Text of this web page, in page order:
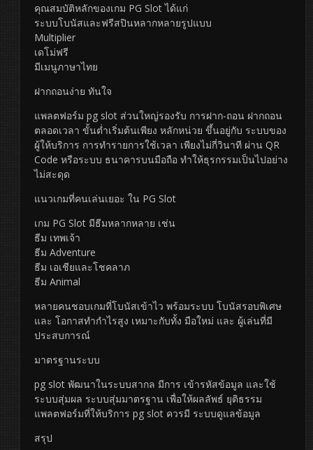
คุณสมบัติหลักของเกม PG Slot ได้แก่
ระบบโบนัสและฟรีสปินหลากหลายรูปแบบ
Multiplier
เดโม่ฟรี
มีเมนูภาษาไทย
ฝากถอนง่าย ทันใจ
แพลตฟอร์ม pg slot ส่วนใหญ่รองรับ การฝาก-ถอน ฝากถอน
ตลอดเวลา ขั้นต่ำเริ่มต้นเพียง หลักหน่วย ขึ้นอยู่กับ ระบบของ
ผู้ให้บริการ การทำรายการใช้เวลา เพียงไม่กี่วินาที ผ่าน QR
Code หรือระบบ ธนาคารบนมือถือ ทำให้ธุรกรรมเป็นไปอย่าง
ไม่สะดุด
แนวเกมที่คนเล่นเยอะ ใน PG Slot
เกม PG Slot มีธีมหลากหลาย เช่น
ธีม เทพเจ้า
ธีม Adventure
ธีม เอเชียและโชคลาภ
ธีม Animal
หลายคนชอบเกมที่โบนัสเข้าไว พร้อมระบบ โบนัสรอบพิเศษ
และ โอกาสทำกำไรสูง เหมาะกับทั้ง มือใหม่ และ ผู้เล่นที่มี
ประสบการณ์
มาตรฐานระบบ
pg slot พัฒนาในระบบสากล มีการ เข้ารหัสข้อมูล และใช้
ระบบสุ่มผล ระบบสุ่มมาตรฐาน เพื่อให้ผลลัพธ์ ยุติธรรม
แพลตฟอร์มที่ให้บริการ pg slot ควรมี ระบบดูแลข้อมูล
สรุป